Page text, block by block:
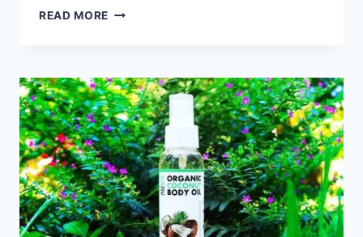
READ MORE MAZANTA
MINYAK
AJAIB
UNTUK
OBATI
1001
MASALAH
KESEHATAN